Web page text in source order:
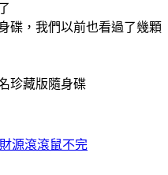
碟，我們以前也看過了幾顆
珍藏版隨身碟
源滾滾鼠不完